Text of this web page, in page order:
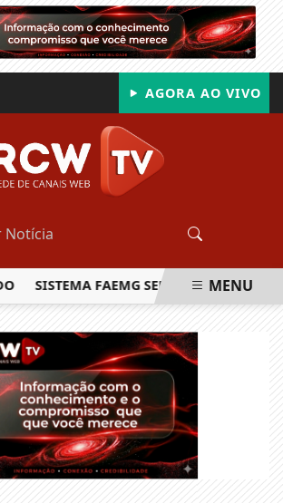
AGORA AO VIVO
SISTEMA FAEMG SENAR LANÇA OMENU